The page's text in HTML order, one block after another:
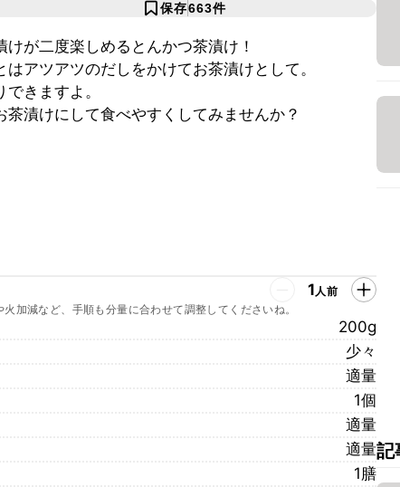
保存663件
が二度楽しめるとんかつ茶漬け！
アツアツのだしをかけてお茶漬けとして。
きますよ。
漬けにして食べやすくしてみませんか？
1人前
加減など、手順も分量に合わせて調整してくださいね。
200g
少々
適量
1個
適量
適量
1膳
記